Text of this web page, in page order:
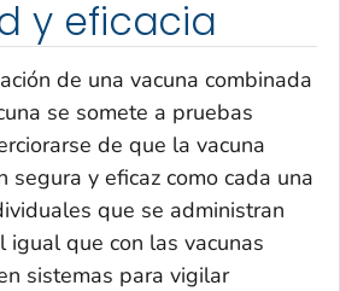
y eficacia
de una vacuna combinada
se somete a pruebas
de que la vacuna
segura y eficaz como cada una
que se administran
igual que con las vacunas
sistemas para vigilar